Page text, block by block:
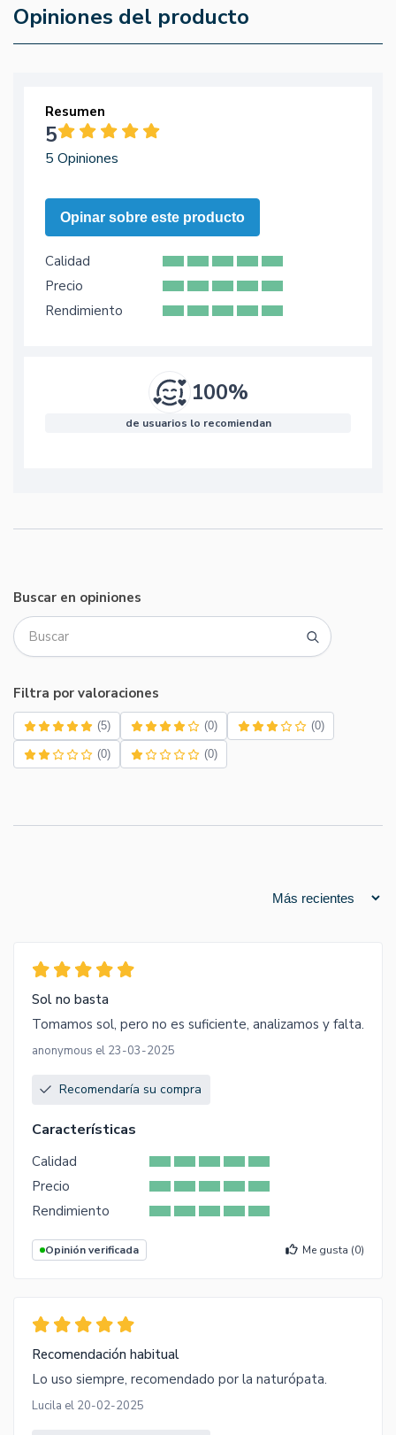
Opiniones del producto
Resumen
5
5 Opiniones
Opinar sobre este producto
Calidad
Precio
Rendimiento
100%
de usuarios lo recomiendan
Buscar en opiniones
Filtra por valoraciones
(5) (0) (0)
(0) (0)
Sol no basta
Tomamos sol, pero no es suficiente, analizamos y falta.
anonymous el 23-03-2025
Recomendaría su compra
Características
Calidad
Precio
Rendimiento
Opinión verificada Me gusta (0)
Recomendación habitual
Lo uso siempre, recomendado por la naturópata.
Lucila el 20-02-2025